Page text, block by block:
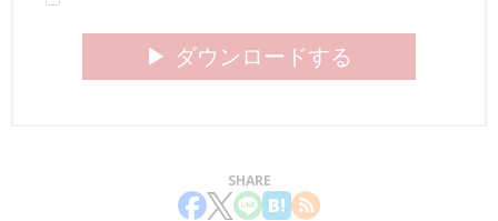
▶︎ ダウンロードする
SHARE